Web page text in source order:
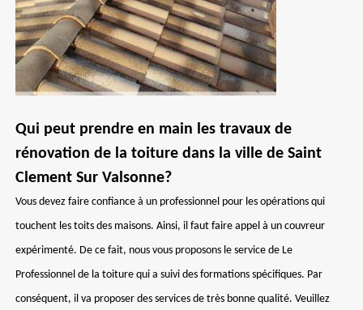
Qui peut prendre en main les travaux de
rénovation de la toiture dans la ville de Saint
Clement Sur Valsonne?
Vous devez faire confiance à un professionnel pour les opérations qui
touchent les toits des maisons. Ainsi, il faut faire appel à un couvreur
expérimenté. De ce fait, nous vous proposons le service de Le
Professionnel de la toiture qui a suivi des formations spécifiques. Par
conséquent, il va proposer des services de très bonne qualité. Veuillez